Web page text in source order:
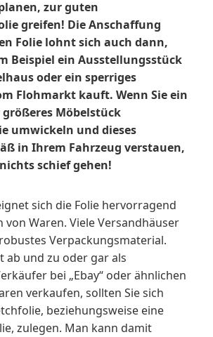
zur guten
greifen! Die Anschaffung
Folie lohnt sich auch dann,
Beispiel ein Ausstellungsstück
oder ein sperriges
Flohmarkt kauft. Wenn Sie ein
Möbelstück
umwickeln und dieses
in Ihrem Fahrzeug verstauen,
schief gehen!
sich die Folie hervorragend
von Waren. Viele Versandhäuser
Verpackungsmaterial.
ab und zu oder gar als
bei „Ebay“ oder ähnlichen
verkaufen, sollten Sie sich
beziehungsweise eine
zulegen. Man kann damit